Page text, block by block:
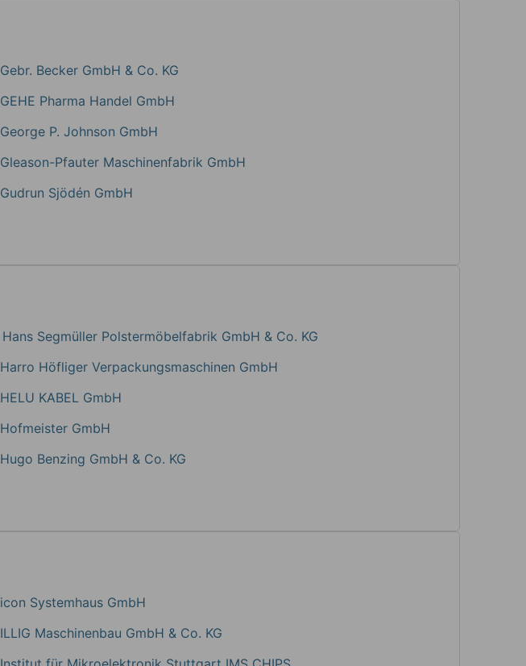
Gebr. Becker GmbH & Co. KG
GEHE Pharma Handel GmbH
George P. Johnson GmbH
Gleason-Pfauter Maschinenfabrik GmbH
Gudrun Sjödén GmbH
Hans Segmüller Polstermöbelfabrik GmbH & Co. KG
Harro Höfliger Verpackungsmaschinen GmbH
HELU KABEL GmbH
Hofmeister GmbH
Hugo Benzing GmbH & Co. KG
icon Systemhaus GmbH
ILLIG Maschinenbau GmbH & Co. KG